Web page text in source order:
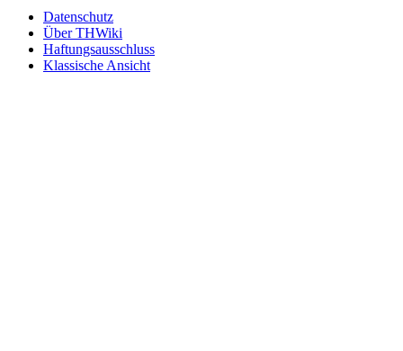
Datenschutz
Über THWiki
Haftungsausschluss
Klassische Ansicht